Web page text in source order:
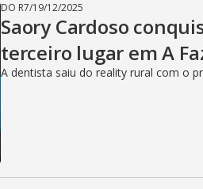
DO R7/19/12/2025
Saory Cardoso
terceiro lugar em A
A dentista saiu do reality rural com o